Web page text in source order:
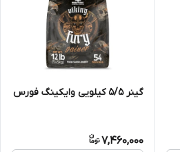
گینر ۵/۵ کیلویی وایکینگ فورس
7,460,000